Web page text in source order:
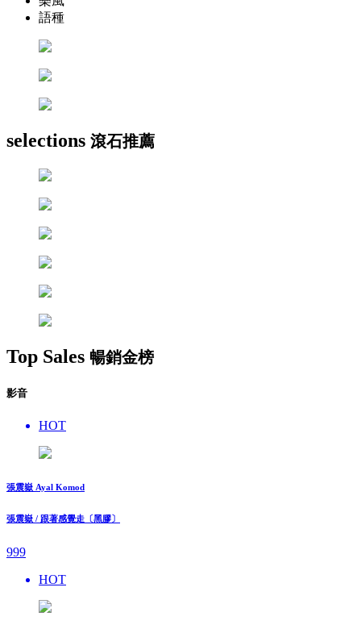
語種
selections 滾石推薦
Top Sales 暢銷金榜
影音
HOT
張震嶽 Ayal Komod
張震嶽 / 跟著感覺走〔黑膠〕
999
HOT